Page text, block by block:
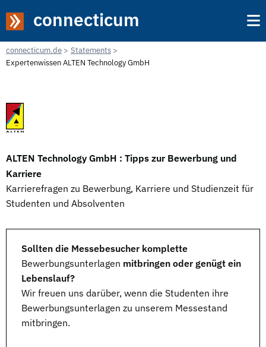
connecticum
connecticum.de
Statements
Expertenwissen ALTEN Technology GmbH
ALTEN Technology GmbH : Tipps zur Bewerbung und
Karriere
Karrierefragen zu Bewerbung, Karriere und Studienzeit für
Studenten und Absolventen
Sollten die Messebesucher komplette
Bewerbungsunterlagen mitbringen oder genügt ein
Lebenslauf?
Wir freuen uns darüber, wenn die Studenten ihre
Bewerbungsunterlagen zu unserem Messestand
mitbringen.